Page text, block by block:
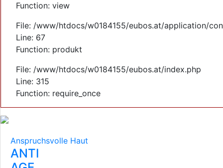
Function: view
File: /www/htdocs/w0184155/eubos.at/application/
Line: 67
Function: produkt
File: /www/htdocs/w0184155/eubos.at/index.php
Line: 315
Function: require_once
Anspruchsvolle Haut
ANTI